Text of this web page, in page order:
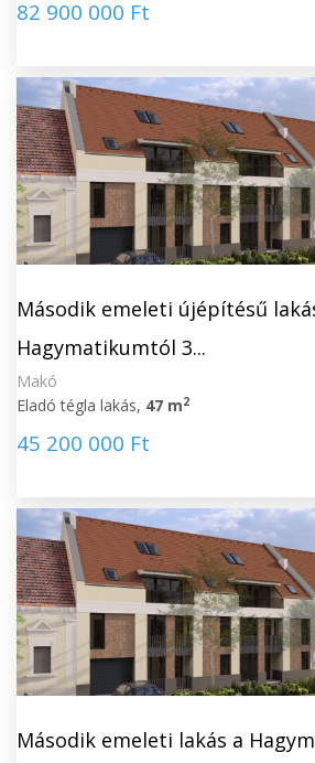
82 900 000 Ft
Második emeleti újépítésű
Hagymatikumtól 3...
Makó
Eladó tégla lakás, 47 m2
45 200 000 Ft
Második emeleti lakás a